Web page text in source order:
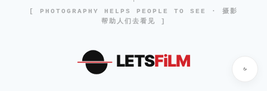
[ PHOTOGRAPHY HELPS PEOPLE TO SEE · 摄影
帮助人们去看见 ]
LETSFiLM